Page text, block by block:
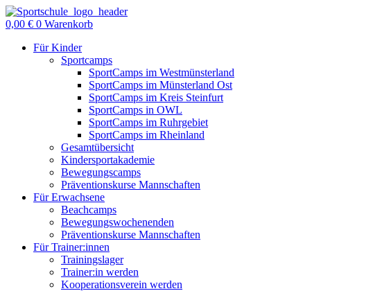
Zum
Inhalt
0,00 € 0 Warenkorb
Für Kinder
Sportcamps
SportCamps im Westmünsterland
SportCamps im Münsterland Ost
SportCamps im Kreis Steinfurt
SportCamps in OWL
SportCamps im Ruhrgebiet
SportCamps im Rheinland
Gesamtübersicht
Kindersportakademie
Bewegungscamps
Präventionskurse Mannschaften
Für Erwachsene
Beachcamps
Bewegungswochenenden
Präventionskurse Mannschaften
Für Trainer:innen
Trainingslager
Trainer:in werden
Kooperationsverein werden